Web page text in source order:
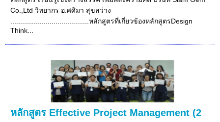
Co.,Ltd วิทยากร อ.ศศิมา สุขสว่าง
........................................หลักสูตรที่เกี่ยวข้องหลักสูตรDesign
Think...
หลักสูตร Effective Project Management (2